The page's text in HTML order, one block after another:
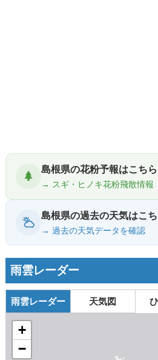
島根県の花粉予報はこちら
→ スギ・ヒノキ花粉飛散情報
島根県の過去の天気はこち
→ 過去の天気データを確認
雨雲レーダー
雨雲レーダー 天気図
+
−